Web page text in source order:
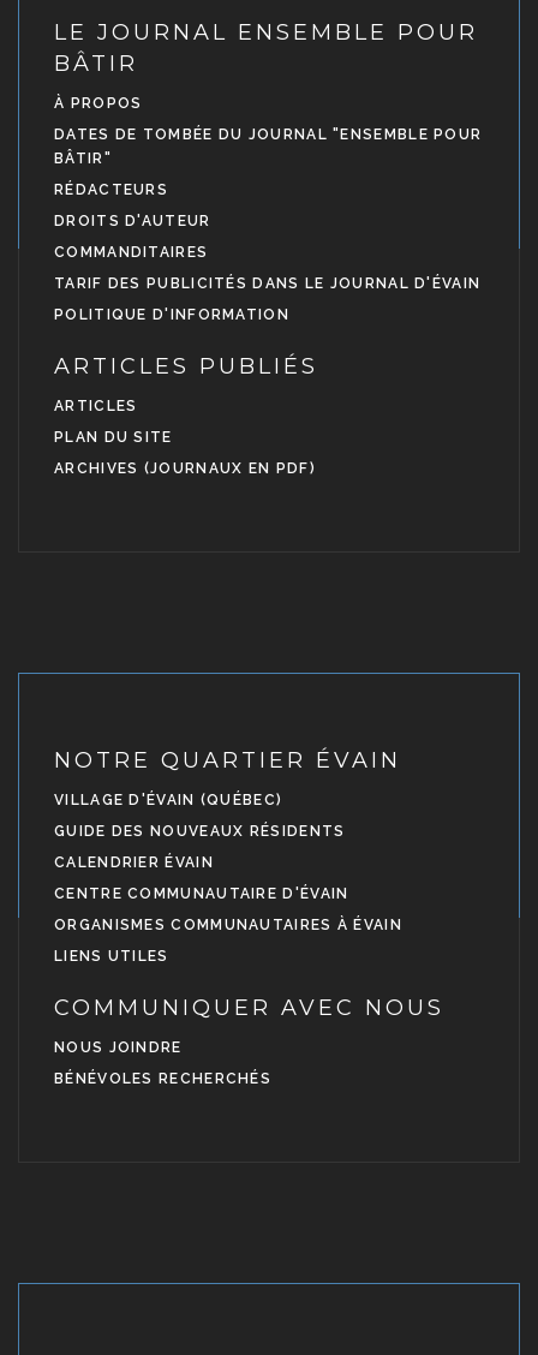
LE JOURNAL ENSEMBLE POUR
BÂTIR
À PROPOS
DATES DE TOMBÉE DU JOURNAL "ENSEMBLE POUR
BÂTIR"
RÉDACTEURS
DROITS D'AUTEUR
COMMANDITAIRES
TARIF DES PUBLICITÉS DANS LE JOURNAL D'ÉVAIN
POLITIQUE D'INFORMATION
ARTICLES PUBLIÉS
ARTICLES
PLAN DU SITE
ARCHIVES (JOURNAUX EN PDF)
NOTRE QUARTIER ÉVAIN
VILLAGE D'ÉVAIN (QUÉBEC)
GUIDE DES NOUVEAUX RÉSIDENTS
CALENDRIER ÉVAIN
CENTRE COMMUNAUTAIRE D'ÉVAIN
ORGANISMES COMMUNAUTAIRES À ÉVAIN
LIENS UTILES
COMMUNIQUER AVEC NOUS
NOUS JOINDRE
BÉNÉVOLES RECHERCHÉS